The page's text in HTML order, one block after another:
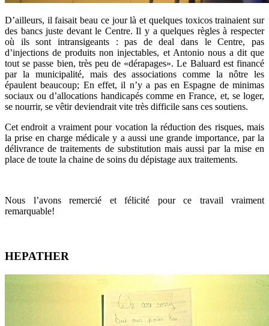
D’ailleurs, il faisait beau ce jour là et quelques toxicos trainaient sur
des bancs juste devant le Centre. Il y a quelques règles à respecter
où ils sont intransigeants : pas de deal dans le Centre, pas
d’injections de produits non injectables, et Antonio nous a dit que
tout se passe bien, très peu de «dérapages». Le Baluard est financé
par la municipalité, mais des associations comme la nôtre les
épaulent beaucoup; En effet, il n’y a pas en Espagne de minimas
sociaux ou d’allocations handicapés comme en France, et, se loger,
se nourrir, se vêtir deviendrait vite très difficile sans ces soutiens.
Cet endroit a vraiment pour vocation la réduction des risques, mais
la prise en charge médicale y a aussi une grande importance, par la
délivrance de traitements de substitution mais aussi par la mise en
place de toute la chaine de soins du dépistage aux traitements.
Nous l’avons remercié et félicité pour ce travail vraiment
remarquable!
HEPATHER